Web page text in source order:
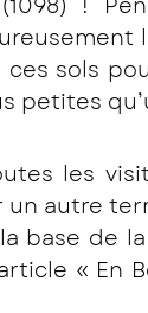
!
sols
petites
les
autre
base de
« En